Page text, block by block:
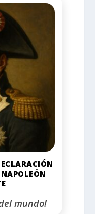
mundo!